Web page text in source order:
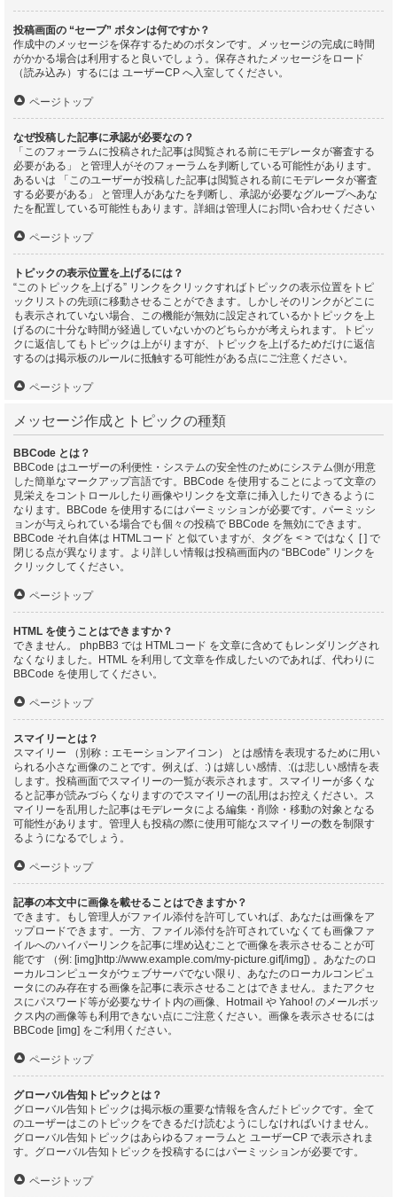
投稿画面の “セーブ” ボタンは何ですか？
作成中のメッセージを保存するためのボタンです。メッセージの完成に時間
がかかる場合は利用すると良いでしょう。保存されたメッセージをロード
（読み込み）するには ユーザーCP へ入室してください。
ページトップ
なぜ投稿した記事に承認が必要なの？
「このフォーラムに投稿された記事は閲覧される前にモデレータが審査する
必要がある」 と管理人がそのフォーラムを判断している可能性があります。
あるいは 「このユーザーが投稿した記事は閲覧される前にモデレータが審査
する必要がある」 と管理人があなたを判断し、承認が必要なグループへあな
たを配置している可能性もあります。詳細は管理人にお問い合わせください
ページトップ
トピックの表示位置を上げるには？
“このトピックを上げる” リンクをクリックすればトピックの表示位置をトピ
ックリストの先頭に移動させることができます。しかしそのリンクがどこに
も表示されていない場合、この機能が無効に設定されているかトピックを上
げるのに十分な時間が経過していないかのどちらかが考えられます。トピッ
クに返信してもトピックは上がりますが、トピックを上げるためだけに返信
するのは掲示板のルールに抵触する可能性がある点にご注意ください。
ページトップ
メッセージ作成とトピックの種類
BBCode とは？
BBCode はユーザーの利便性・システムの安全性のためにシステム側が用意
した簡単なマークアップ言語です。BBCode を使用することによって文章の
見栄えをコントロールしたり画像やリンクを文章に挿入したりできるように
なります。BBCode を使用するにはパーミッションが必要です。パーミッシ
ョンが与えられている場合でも個々の投稿で BBCode を無効にできます。
BBCode それ自体は HTMLコード と似ていますが、タグを < > ではなく [ ] で
閉じる点が異なります。より詳しい情報は投稿画面内の “BBCode” リンクを
クリックしてください。
ページトップ
HTML を使うことはできますか？
できません。 phpBB3 では HTMLコード を文章に含めてもレンダリングされ
なくなりました。HTML を利用して文章を作成したいのであれば、代わりに
BBCode を使用してください。
ページトップ
スマイリーとは？
スマイリー （別称：エモーションアイコン） とは感情を表現するために用い
られる小さな画像のことです。例えば、:) は嬉しい感情、:(は悲しい感情を表
します。投稿画面でスマイリーの一覧が表示されます。スマイリーが多くな
ると記事が読みづらくなりますのでスマイリーの乱用はお控えください。ス
マイリーを乱用した記事はモデレータによる編集・削除・移動の対象となる
可能性があります。管理人も投稿の際に使用可能なスマイリーの数を制限す
るようになるでしょう。
ページトップ
記事の本文中に画像を載せることはできますか？
できます。もし管理人がファイル添付を許可していれば、あなたは画像をア
ップロードできます。一方、ファイル添付を許可されていなくても画像ファ
イルへのハイパーリンクを記事に埋め込むことで画像を表示させることが可
能です （例: [img]http://www.example.com/my-picture.gif[/img]) 。あなたのロ
ーカルコンピュータがウェブサーバでない限り、あなたのローカルコンピュ
ータにのみ存在する画像を記事に表示させることはできません。またアクセ
スにパスワード等が必要なサイト内の画像、Hotmail や Yahoo! のメールボッ
クス内の画像等も利用できない点にご注意ください。画像を表示させるには
BBCode [img] をご利用ください。
ページトップ
グローバル告知トピックとは？
グローバル告知トピックは掲示板の重要な情報を含んだトピックです。全て
のユーザーはこのトピックをできるだけ読むようにしなければいけません。
グローバル告知トピックはあらゆるフォーラムと ユーザーCP で表示されま
す。グローバル告知トピックを投稿するにはパーミッションが必要です。
ページトップ